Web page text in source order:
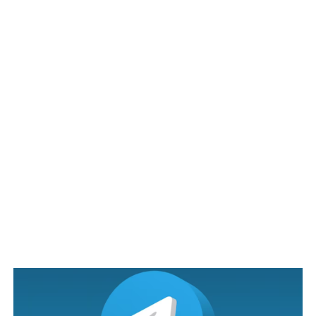
2 bulan sebelum arwah isteri aku meninggal.
Aku pernah terkantol mesej dengan kawan 1 tempat